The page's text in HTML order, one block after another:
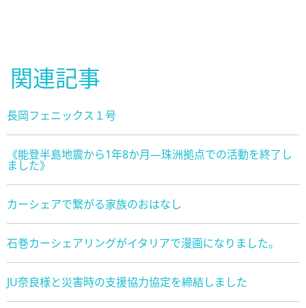
関連記事
長岡フェニックス１号
《能登半島地震から1年8か月—珠洲拠点での活動を終了し
ました》
カーシェアで繋がる家族のおはなし
石巻カーシェアリングがイタリアで漫画になりました。
JU奈良様と災害時の支援協力協定を締結しました